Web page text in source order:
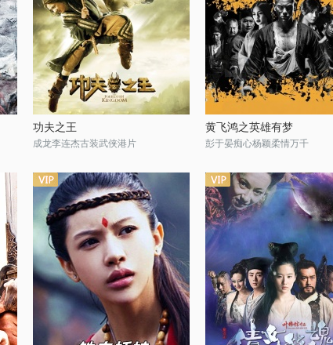
功夫之王
成龙李连杰古装武侠港片
黄飞鸿之英雄有梦
彭于晏痴心杨颖柔情万千